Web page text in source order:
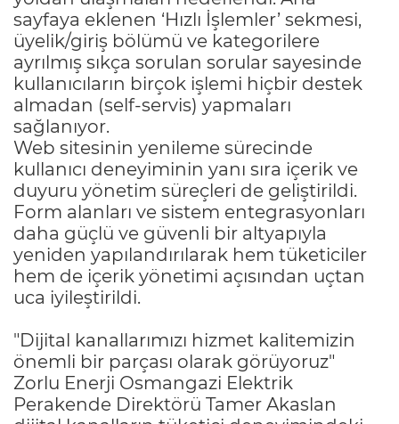
sayfaya eklenen ‘Hızlı İşlemler’ sekmesi,
üyelik/giriş bölümü ve kategorilere
ayrılmış sıkça sorulan sorular sayesinde
kullanıcıların birçok işlemi hiçbir destek
almadan (self-servis) yapmaları
sağlanıyor.
Web sitesinin yenileme sürecinde
kullanıcı deneyiminin yanı sıra içerik ve
duyuru yönetim süreçleri de geliştirildi.
Form alanları ve sistem entegrasyonları
daha güçlü ve güvenli bir altyapıyla
yeniden yapılandırılarak hem tüketiciler
hem de içerik yönetimi açısından uçtan
uca iyileştirildi.
"Dijital kanallarımızı hizmet kalitemizin
önemli bir parçası olarak görüyoruz"
Zorlu Enerji Osmangazi Elektrik
Perakende Direktörü Tamer Akaslan